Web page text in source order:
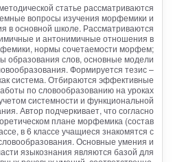
статье рассматриваются
вопросы изучения морфемики и
в основной школе. Рассматриваются
и антонимичные отношения в
нормы сочетаемости морфем;
образования слов, основные модели
Формируется тезис –
система. Отбираются эффективные
по словообразованию на уроках
системности и функциональной
Автор подчеркивает, что согласно
плане морфемика (состав
в 6 классе учащиеся знакомятся с
Основные умения и
языкознания являются базой для